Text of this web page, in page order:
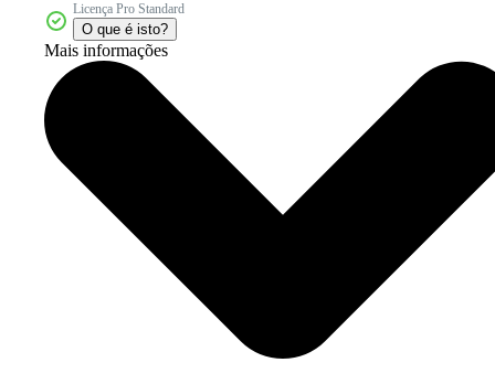
Licença Pro Standard
O que é isto?
Mais informações